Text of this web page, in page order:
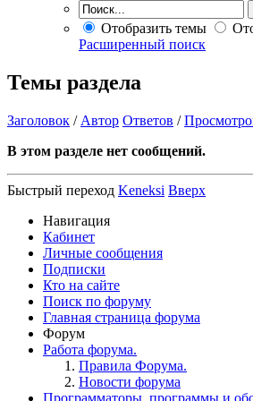
Отобразить темы
Расширенный поиск
Темы раздела
Заголовок / Автор Ответов /
В этом разделе нет сообщений.
Быстрый переход Keneksi Вверх
Навигация
Кабинет
Личные сообщения
Подписки
Кто на сайте
Поиск по форуму
Главная страница форума
Форум
Работа форума.
Правила Форума.
Новости форума
Программаторы, программы и